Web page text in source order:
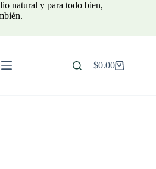
natural y para todo bien,
Carro
$0.00